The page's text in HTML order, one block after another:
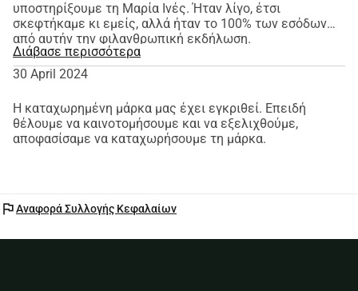
Με αυτή τη συγκέντρωση σκοπεύουμε να αποκτήσουμε
ένα πλήρως εξοπλισμένο τροχόσπιτο για να
εξυπηρετούμε καλύτερα τους πελάτες μας.
Σημείωση: Τα κεφάλαια που θα ληφθούν και δεν θα
χρησιμοποιηθούν σε αυτή τη δραστηριότητα θα
υποστηρίξουμε τη Μαρία Ινές. Ήταν λίγο, έτσι
σκεφτήκαμε κι εμείς, αλλά ήταν το 100% των εσόδων
από αυτήν την φιλανθρωπική εκδήλωση.
Διάβασε περισσότερα
30 April 2024
Η καταχωρημένη μάρκα μας έχει εγκριθεί. Επειδή
θέλουμε να καινοτομήσουμε και να εξελιχθούμε,
αποφασίσαμε να καταχωρήσουμε τη μάρκα.
flagΑναφορά Συλλογής Κεφαλαίων